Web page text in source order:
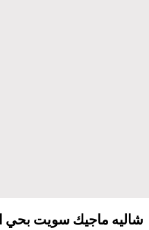
شاليه ماجيك سويت بحي